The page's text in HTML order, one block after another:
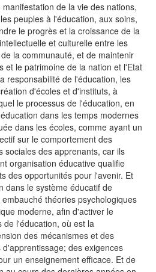
manifestation de la vie des nations,
peuples à l'éducation, aux soins,
le progrès et la croissance de la
et culturelle entre les
la communauté, et de maintenir
et le patrimoine de la nation et l'Etat
responsabilité de l'éducation, les
d'écoles et d'instituts, à
le processus de l'éducation, en
dans les temps modernes
dans les écoles, comme ayant un
sur le comportement des
sociales des apprenants, car ils
organisation éducative qualifie
des opportunités pour l'avenir. Et
dans le système éducatif de
embauché théories psychologiques
moderne, afin d'activer le
de l'éducation, où est la
des mécanismes et des
d'apprentissage; des exigences
un enseignement efficace. Et de